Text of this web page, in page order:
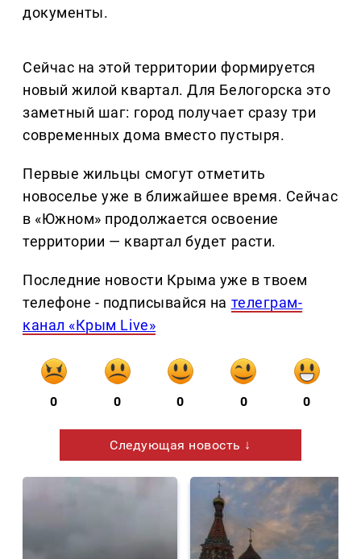
документы.
Сейчас на этой территории формируется
новый жилой квартал. Для Белогорска это
заметный шаг: город получает сразу три
современных дома вместо пустыря.
Первые жильцы смогут отметить
новоселье уже в ближайшее время. Сейчас
в «Южном» продолжается освоение
территории — квартал будет расти.
Последние новости Крыма уже в твоем
телефоне - подписывайся на телеграм-
канал «Крым Live»
0 0 0 0 0
Следующая новость ↓